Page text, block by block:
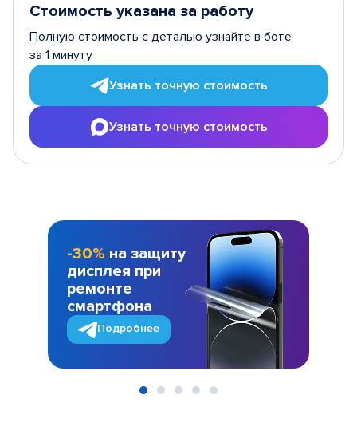
Стоимость указана за работу
Полную стоимость с деталью узнайте в боте
за 1 минуту
Узнать точную стоимость
Узнать точную стоимость
-30% на защиту
дисплея при
ремонте
смартфона
Подробнее